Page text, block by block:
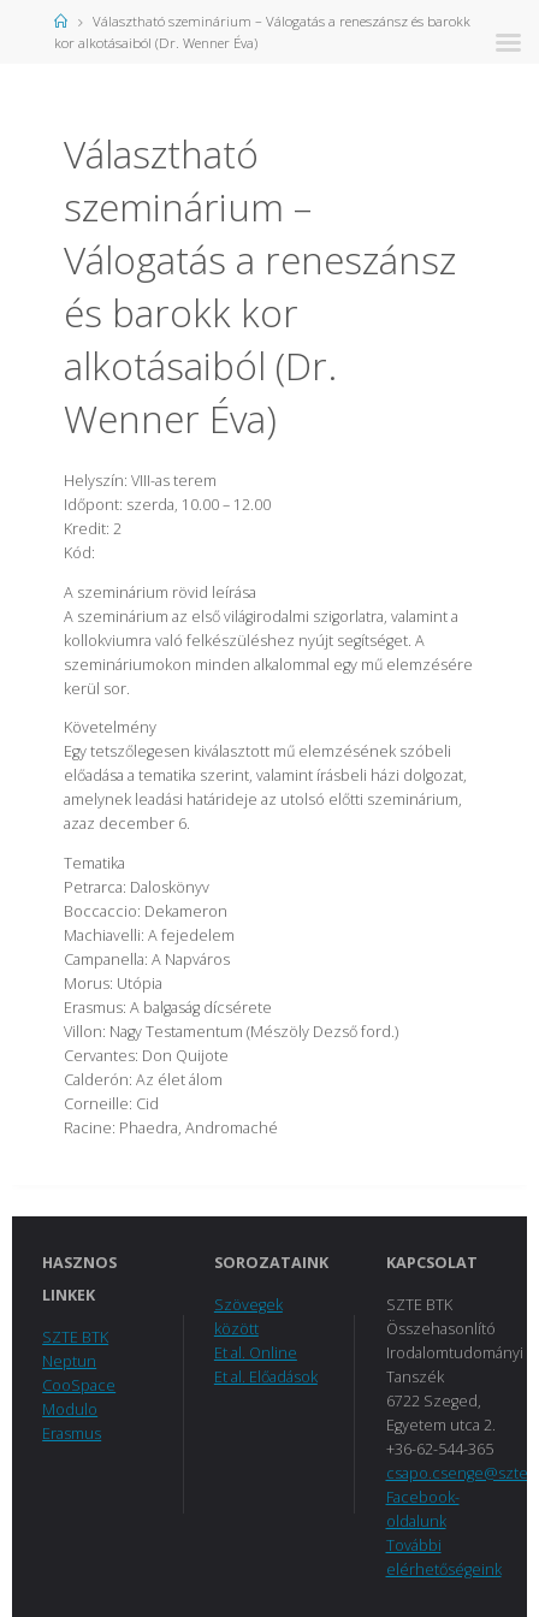
KezdőlapVálasztható szeminárium – Válogatás a reneszánsz és barokk
kor alkotásaiból (Dr. Wenner Éva)
Választható
szeminárium –
Válogatás a reneszánsz
és barokk kor
alkotásaiból (Dr.
Wenner Éva)
Helyszín: VIII-as terem
Időpont: szerda, 10.00 – 12.00
Kredit: 2
Kód:
A szeminárium rövid leírása
A szeminárium az első világirodalmi szigorlatra, valamint a
kollokviumra való felkészüléshez nyújt segítséget. A
szemináriumokon minden alkalommal egy mű elemzésére
kerül sor.
Követelmény
Egy tetszőlegesen kiválasztott mű elemzésének szóbeli
előadása a tematika szerint, valamint írásbeli házi dolgozat,
amelynek leadási határideje az utolsó előtti szeminárium,
azaz december 6.
Tematika
Petrarca: Daloskönyv
Boccaccio: Dekameron
Machiavelli: A fejedelem
Campanella: A Napváros
Morus: Utópia
Erasmus: A balgaság dícsérete
Villon: Nagy Testamentum (Mészöly Dezső ford.)
Cervantes: Don Quijote
Calderón: Az élet álom
Corneille: Cid
Racine: Phaedra, Andromaché
HASZNOS
LINKEK
SZTE BTK
Neptun
CooSpace
Modulo
Erasmus
SOROZATAINK
Szövegek
között
Et al. Online
Et al. Előadások
KAPCSOLAT
SZTE BTK
Összehasonlító
Irodalomtudományi
Tanszék
6722 Szeged,
Egyetem utca 2.
+36-62-544-365
Facebook-
oldalunk
További
elérhetőségeink